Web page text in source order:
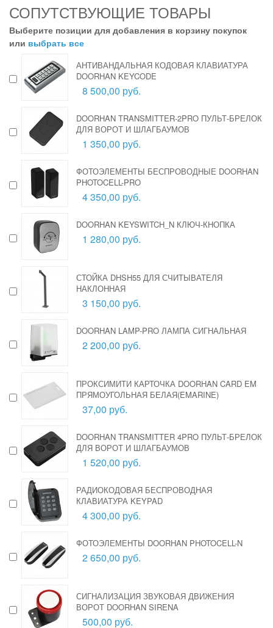
СОПУТСТВУЮЩИЕ ТОВАРЫ
Выберите позиции для добавления в корзину покупок
или выбрать все
АНТИВАНДАЛЬНАЯ КОДОВАЯ КЛАВИАТУРА
DOORHAN KEYCODE
8 500,00 руб.
DOORHAN TRANSMITTER-2PRO ПУЛЬТ-БРЕЛОК
ДЛЯ ВОРОТ И ШЛАГБАУМОВ
1 350,00 руб.
ФОТОЭЛЕМЕНТЫ БЕСПРОВОДНЫЕ DOORHAN
PHOTOCELL-PRO
4 350,00 руб.
DOORHAN KEYSWITCH_N КЛЮЧ-КНОПКА
1 280,00 руб.
СТОЙКА DHSH55 ДЛЯ СЧИТЫВАТЕЛЯ
НАКЛОННАЯ
3 150,00 руб.
DOORHAN LAMP-PRO ЛАМПА СИГНАЛЬНАЯ
2 200,00 руб.
ПРОКСИМИТИ КАРТОЧКА DOORHAN CARD EM
ПРЯМОУГОЛЬНАЯ БЕЛАЯ(EMARINE)
37,00 руб.
DOORHAN TRANSMITTER 4PRO ПУЛЬТ-БРЕЛОК
ДЛЯ ВОРОТ И ШЛАГБАУМОВ
1 520,00 руб.
РАДИОКОДОВАЯ БЕСПРОВОДНАЯ
КЛАВИАТУРА KEYPAD
4 300,00 руб.
ФОТОЭЛЕМЕНТЫ DOORHAN PHOTOCELL-N
2 650,00 руб.
СИГНАЛИЗАЦИЯ ЗВУКОВАЯ ДВИЖЕНИЯ
ВОРОТ DOORHAN SIRENA
500,00 руб.